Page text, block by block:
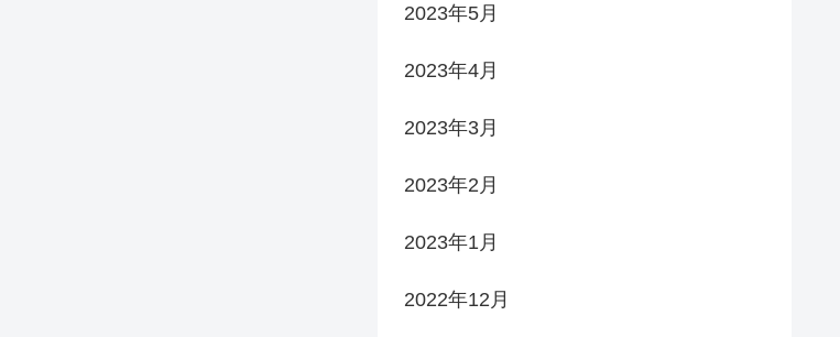
2023年5月
2023年4月
2023年3月
2023年2月
2023年1月
2022年12月